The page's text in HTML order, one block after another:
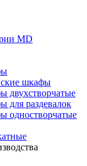
MD
шкафы
двухстворчатые
для раздевалок
одностворчатые